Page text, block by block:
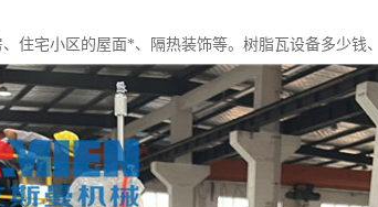
住宅小区的屋面*、隔热装饰等。树脂瓦设备多少钱